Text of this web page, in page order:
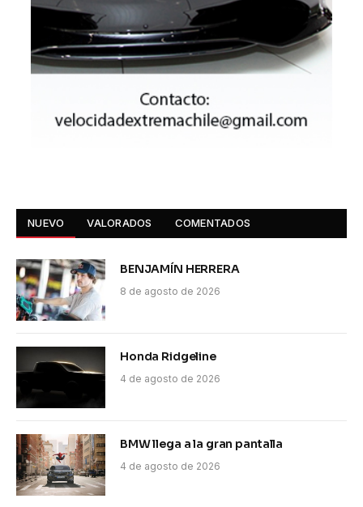
NUEVO VALORADOS COMENTADOS
BENJAMÍN HERRERA
8 de agosto de 2026
Honda Ridgeline
4 de agosto de 2026
BMW llega a la gran pantalla
4 de agosto de 2026